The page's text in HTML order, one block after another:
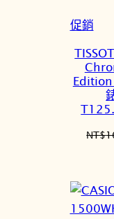
促銷特
商
品
NT$